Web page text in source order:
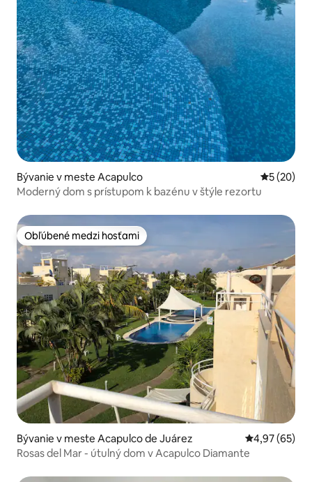
Bývanie v meste Acapulco
5 (20)
Moderný dom s prístupom k bazénu v štýle rezortu
Obľúbené medzi hosťami
Obľúbené medzi hosťami
Bývanie v meste Acapulco de Juárez Priemerné
4,97 (65)
Rosas del Mar - útulný dom v Acapulco Diamante